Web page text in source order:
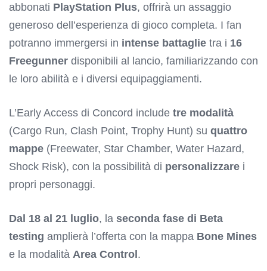
abbonati PlayStation Plus, offrirà un assaggio
generoso dell’esperienza di gioco completa. I fan
potranno immergersi in intense battaglie tra i 16
Freegunner disponibili al lancio, familiarizzando con
le loro abilità e i diversi equipaggiamenti.
L’Early Access di Concord include tre modalità
(Cargo Run, Clash Point, Trophy Hunt) su quattro
mappe (Freewater, Star Chamber, Water Hazard,
Shock Risk), con la possibilità di personalizzare i
propri personaggi.
Dal 18 al 21 luglio, la seconda fase di Beta
testing amplierà l’offerta con la mappa Bone Mines
e la modalità Area Control.